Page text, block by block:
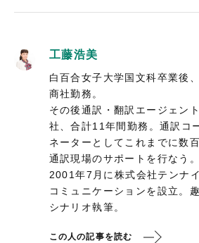
工藤浩美
白百合女子大学国文科卒業後
商社勤務。
その後通訳・翻訳エージェン
社、合計11年間勤務。通訳コ
ネーターとしてこれまでに数
通訳現場のサポートを行なう。
2001年7月に株式会社テンナイ
コミュニケーションを設立。
シナリオ執筆。
この人の記事を読む